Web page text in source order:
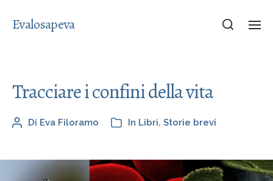
Evalosapeva
Tracciare i confini della vita
Di Eva Filoramo In Libri, Storie brevi